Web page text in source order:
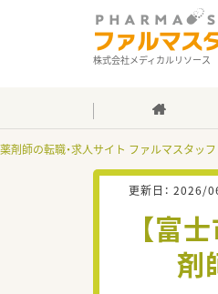
株式会社メディカルリソース
薬剤師の転職・求人サイト ファルマスタッフ
更新日： 2026/
【富
剤